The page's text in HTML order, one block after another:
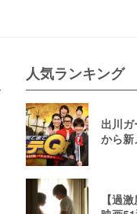
人気ランキング
出川
から新
【過